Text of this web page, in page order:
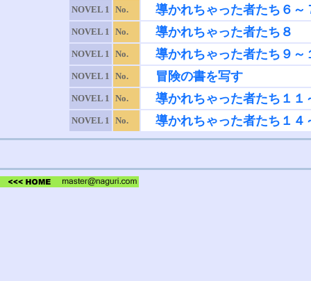
NOVEL 1 No. 導かれちゃった者たち６～
NOVEL 1 No. 導かれちゃった者たち８
NOVEL 1 No. 導かれちゃった者たち９～
NOVEL 1 No. 冒険の書を写す
NOVEL 1 No. 導かれちゃった者たち１１
NOVEL 1 No. 導かれちゃった者たち１４